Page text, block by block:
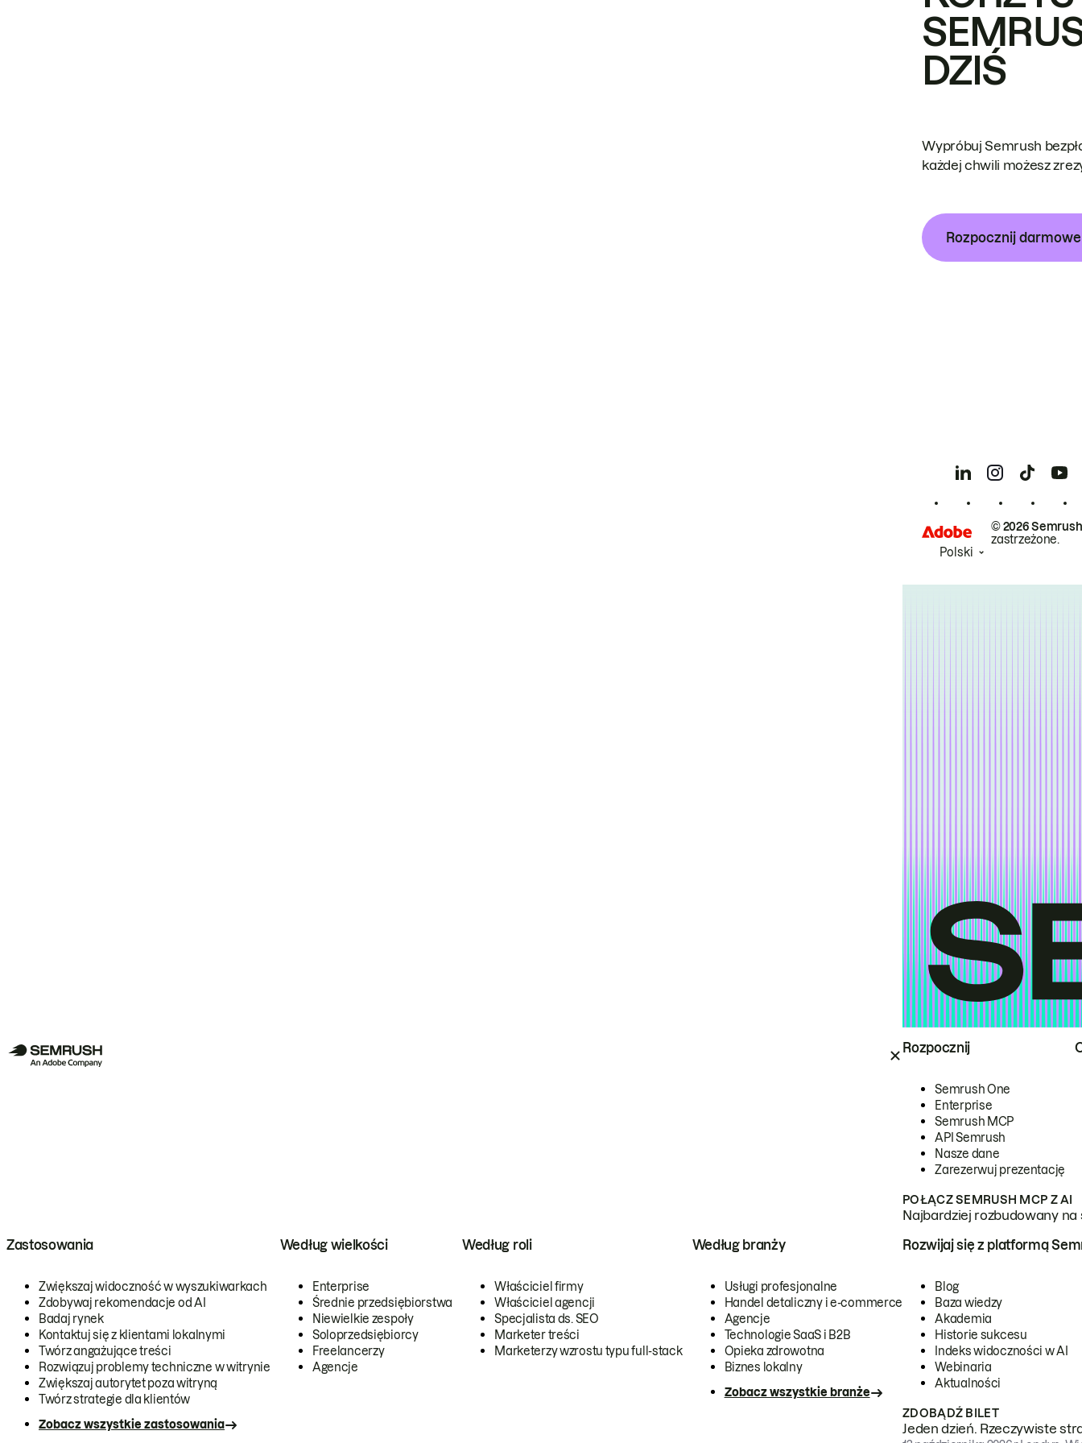
Rozpocznij
Semrush One
Enterprise
Semrush MCP
API Semrush
Nasze dane
Zarezerwuj prezentację
POŁĄCZ SEMRUSH MCP Z AI
Najbardziej rozbudowany
Zastosowania
Zwiększaj widoczność w wyszukiwarkach
Zdobywaj rekomendacje od AI
Badaj rynek
Kontaktuj się z klientami lokalnymi
Twórz angażujące treści
Rozwiązuj problemy techniczne w witrynie
Zwiększaj autorytet poza witryną
Twórz strategie dla klientów
Zobacz wszystkie zastosowania
Według wielkości
Enterprise
Średnie przedsiębiorstwa
Niewielkie zespoły
Soloprzedsiębiorcy
Freelancerzy
Agencje
Według roli
Właściciel firmy
Właściciel agencji
Specjalista ds. SEO
Marketer treści
Marketerzy wzrostu typu full-stack
Według branży
Usługi profesjonalne
Handel detaliczny i e-commerce
Agencje
Technologie SaaS i B2B
Opieka zdrowotna
Biznes lokalny
Zobacz wszystkie branże
Rozwijaj się z platformą
Blog
Baza wiedzy
Akademia
Historie sukcesu
Indeks widoczności w AI
Webinaria
Aktualności
ZDOBĄDŹ BILET
Jeden dzień. Rzeczywiste
DZIŚ
Wypróbuj Semrush
każdej chwili możesz
Rozpocznij
© 2026
zastrzeżone.
Polski